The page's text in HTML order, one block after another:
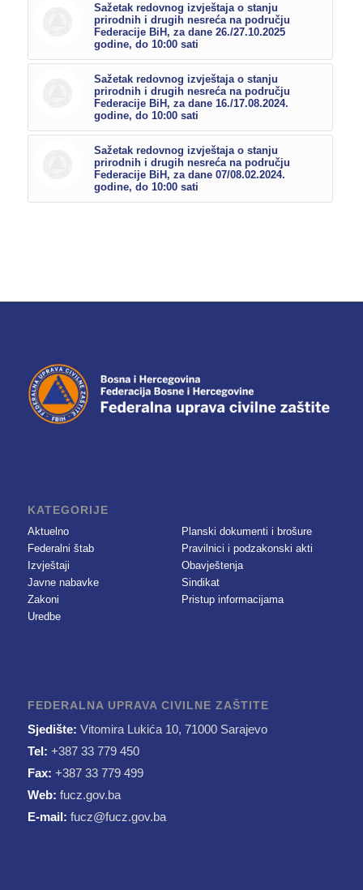
Sažetak redovnog izvještaja o stanju
prirodnih i drugih nesreća na području
Federacije BiH, za dane 26./27.10.2025
godine, do 10:00 sati
Sažetak redovnog izvještaja o stanju
prirodnih i drugih nesreća na području
Federacije BiH, za dane 16./17.08.2024.
godine, do 10:00 sati
Sažetak redovnog izvještaja o stanju
prirodnih i drugih nesreća na području
Federacije BiH, za dane 07/08.02.2024.
godine, do 10:00 sati
KATEGORIJE
Aktuelno
Federalni štab
Izvještaji
Javne nabavke
Zakoni
Uredbe
Planski dokumenti i brošure
Pravilnici i podzakonski akti
Obavještenja
Sindikat
Pristup informacijama
FEDERALNA UPRAVA CIVILNE ZAŠTITE
Sjedište: Vitomira Lukića 10, 71000 Sarajevo
Tel: +387 33 779 450
Fax: +387 33 779 499
Web: fucz.gov.ba
E-mail: fucz@fucz.gov.ba